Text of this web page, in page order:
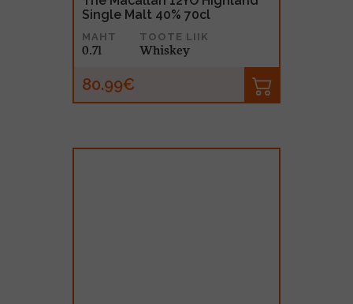
Single Malt 40% 70cl
MAHT
0.7l
TOOTE LIIK
Whiskey
80.99€